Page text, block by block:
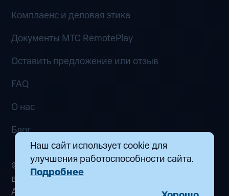
Наш сайт использует cookie для
улучшения работоспособности сайта.
Подробнее
Комплаенс и деловая этика
Документы MTC RemotePlay
Оставить предложение или отзыв
FAQ
О нас
Блог
© 2026 ООО «Маркетплейс распределенных
вычислений». Все права защищены
Адрес: 115432, г. Москва, пр-кт Андропова, д.